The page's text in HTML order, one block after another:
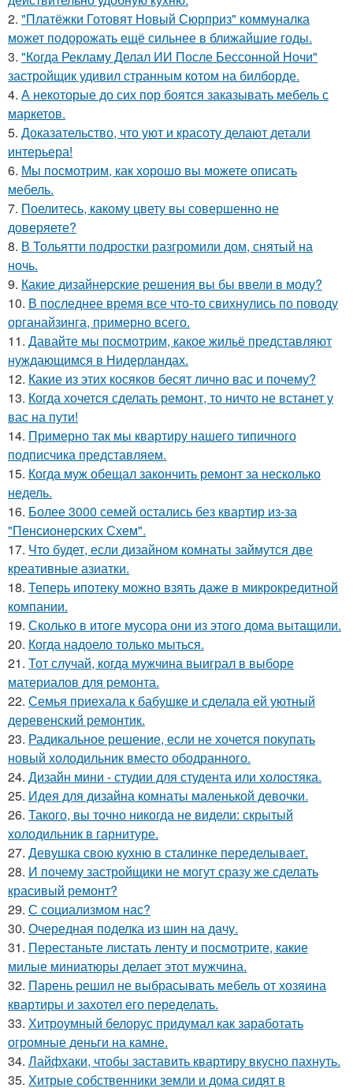
2. "Платёжки Готовят Новый Сюрприз" коммуналка
может подорожать ещё сильнее в ближайшие годы.
3. "Когда Рекламу Делал ИИ После Бессонной Ночи"
застройщик удивил странным котом на билборде.
4. А некоторые до сих пор боятся заказывать мебель с
маркетов.
5. Доказательство, что уют и красоту делают детали
интерьера!
6. Мы посмотрим, как хорошо вы можете описать
мебель.
7. Поелитесь, какому цвету вы совершенно не
доверяете?
8. В Тольятти подростки разгромили дом, снятый на
ночь.
9. Какие дизайнерские решения вы бы ввели в моду?
10. В последнее время все что-то свихнулись по поводу
органайзинга, примерно всего.
11. Давайте мы посмотрим, какое жильё представляют
нуждающимся в Нидерландах.
12. Какие из этих косяков бесят лично вас и почему?
13. Когда хочется сделать ремонт, то ничто не встанет у
вас на пути!
14. Примерно так мы квартиру нашего типичного
подписчика представляем.
15. Когда муж обещал закончить ремонт за несколько
недель.
16. Более 3000 семей остались без квартир из-за
"Пенсионерских Схем".
17. Что будет, если дизайном комнаты займутся две
креативные азиатки.
18. Теперь ипотеку можно взять даже в микрокредитной
компании.
19. Сколько в итоге мусора они из этого дома вытащили.
20. Когда надоело только мыться.
21. Тот случай, когда мужчина выиграл в выборе
материалов для ремонта.
22. Семья приехала к бабушке и сделала ей уютный
деревенский ремонтик.
23. Радикальное решение, если не хочется покупать
новый холодильник вместо ободранного.
24. Дизайн мини - студии для студента или холостяка.
25. Идея для дизайна комнаты маленькой девочки.
26. Такого, вы точно никогда не видели: скрытый
холодильник в гарнитуре.
27. Девушка свою кухню в сталинке переделывает.
28. И почему застройщики не могут сразу же сделать
красивый ремонт?
29. С социализмом нас?
30. Очередная поделка из шин на дачу.
31. Перестаньте листать ленту и посмотрите, какие
милые миниатюры делает этот мужчина.
32. Парень решил не выбрасывать мебель от хозяина
квартиры и захотел его переделать.
33. Хитроумный белорус придумал как заработать
огромные деньги на камне.
34. Лайфхаки, чтобы заставить квартиру вкусно пахнуть.
35. Хитрые собственники земли и дома сидят в